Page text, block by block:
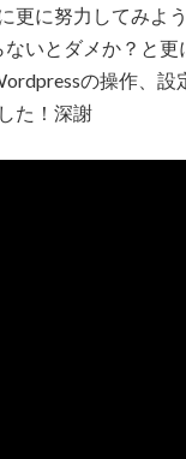
更に努力してみよう
いとダメか？と更
の操作、設
た！深謝